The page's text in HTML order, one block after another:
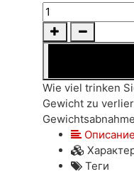
Wie viel trinken
Gewicht zu
Описание
Теги